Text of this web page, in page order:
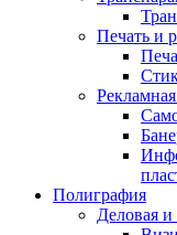
Печать и
Полиграфия
Деловая